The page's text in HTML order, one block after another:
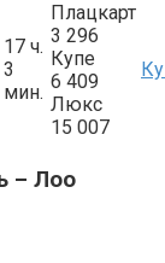
17 ч.
3
мин.
Плацкарт
3 296
Купе
6 409
Люкс
15 007
– Лоо